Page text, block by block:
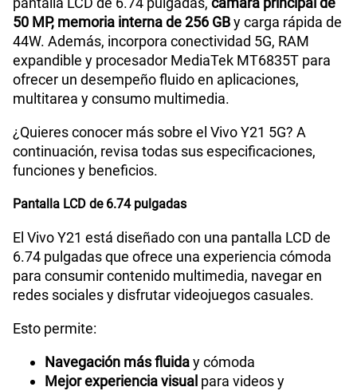
50 MP, memoria interna de 256 GBy carga rápida de
44W. Además, incorpora conectividad 5G, RAM
expandible y procesador MediaTek MT6835T para
ofrecer un desempeño fluido en aplicaciones,
multitarea y consumo multimedia.
¿Quieres conocer más sobre el Vivo Y21 5G? A
continuación, revisa todas sus especificaciones,
funciones y beneficios.
Pantalla LCD de 6.74 pulgadas
El Vivo Y21 está diseñado con una pantalla LCD de
6.74 pulgadas que ofrece una experiencia cómoda
para consumir contenido multimedia, navegar en
redes sociales y disfrutar videojuegos casuales.
Esto permite:
Navegación más fluiday cómoda
Mejor experiencia visual para videos y